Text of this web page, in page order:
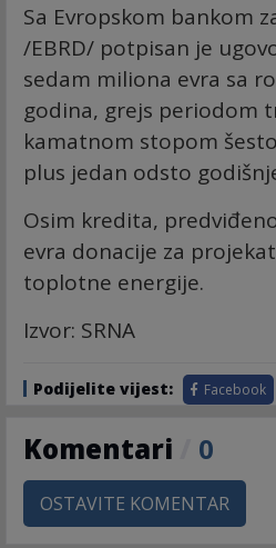
Sa Evropskom bankom
/EBRD/ potpisan je
sedam miliona evra sa
godina, grejs periodom
kamatnom stopom
plus jedan odsto
Osim kredita,
evra donacije za
toplotne energije.
Izvor: SRNA
Podijelite vijest: Facebook
Komentari 0
OSTAVITE KOMENTAR